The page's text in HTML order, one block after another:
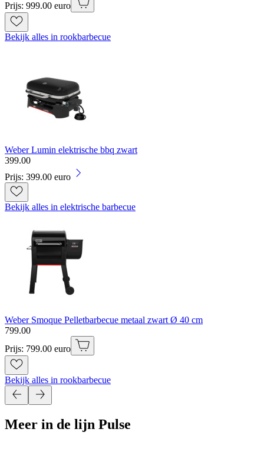
Prijs: 999.00 euro
Bekijk alles in rookbarbecue
Weber Lumin elektrische bbq zwart
399.00
Prijs: 399.00 euro
Bekijk alles in elektrische barbecue
Weber Smoque Pelletbarbecue metaal zwart Ø 40 cm
799.00
Prijs: 799.00 euro
Bekijk alles in rookbarbecue
Meer in de lijn Pulse